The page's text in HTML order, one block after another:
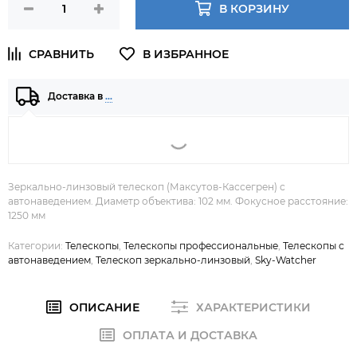
В КОРЗИНУ
Доставка в …
Зеркально-линзовый телескоп (Максутов-Кассегрен) с
автонаведением. Диаметр объектива: 102 мм. Фокусное расстояние:
1250 мм
Категории: Телескопы Телескопы профессиональные Телескопы с
автонаведением Телескоп зеркально-линзовый Sky-Watcher
ОПИСАНИЕ
ХАРАКТЕРИСТИКИ
ОПЛАТА И ДОСТАВКА